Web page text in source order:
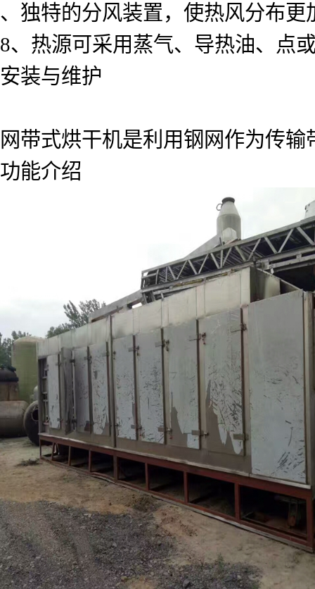
、独特的分风装置，使热风分布
8、热源可采用蒸气、导热油、点
安装与维护
网带式烘干机是利用钢网作为传
功能介绍